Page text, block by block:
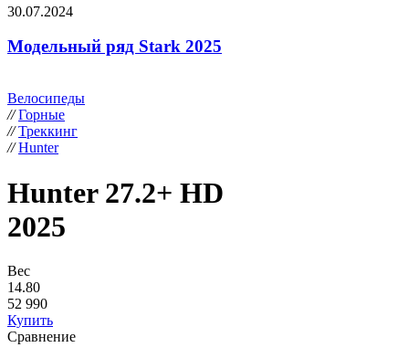
30.07.2024
Модельный ряд Stark 2025
Велосипеды
// Горные
// Треккинг
// Hunter
Hunter 27.2+ HD
2025
Вес
14.80
52 990
Купить
Сравнение